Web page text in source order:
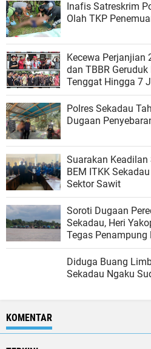
Inafis Satreskrim
Olah TKP
Kecewa Perjanjian
dan TBBR
Tenggat Hingga 7
Polres Sekadau
Dugaan
Suarakan Keadilan
BEM ITKK
Sektor Sawit
Soroti Dugaan
Sekadau, Heri
Tegas Penampung
Diduga Buang
Sekadau Ngaku
KOMENTAR